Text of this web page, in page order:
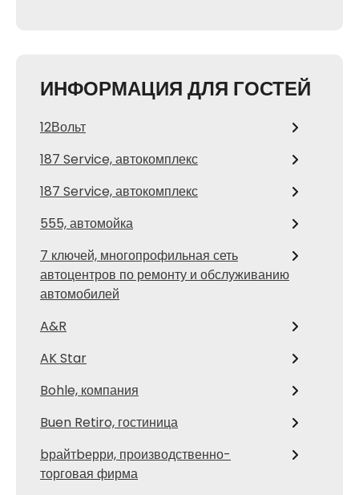
ИНФОРМАЦИЯ ДЛЯ ГОСТЕЙ
12Вольт
187 Service, автокомплекс
187 Service, автокомплекс
555, автомойка
7 ключей, многопрофильная сеть
автоцентров по ремонту и обслуживанию
автомобилей
A&R
AK Star
Bohle, компания
Buen Retiro, гостиница
bрайтbерри, производственно-
торговая фирма